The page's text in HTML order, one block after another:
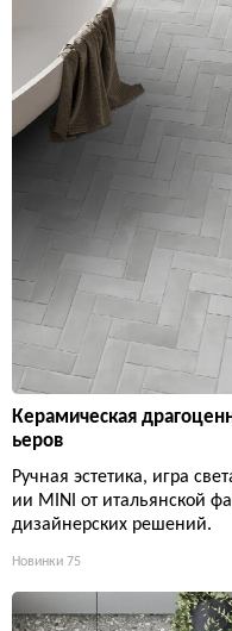
Керамическая
ьеров
Ручная эстетика, игра
ии MINI от итальянской
дизайнерских решений.
Новинки 75